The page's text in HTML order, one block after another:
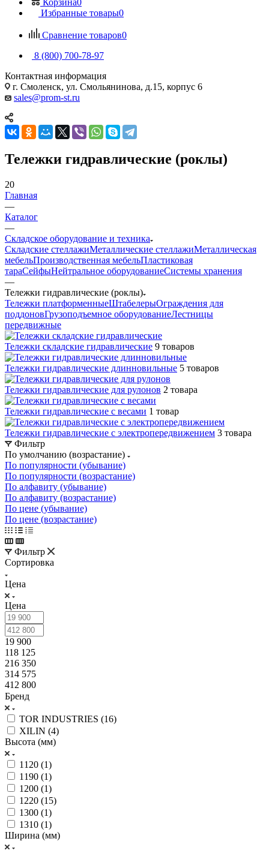
Корзина0
Избранные товары0
Сравнение товаров0
8 (800) 700-78-97
Контактная информация
г. Смоленск, ул. Смольянинова, д.15, корпус 6
sales@prom-st.ru
Тележки гидравлические (роклы)
20
Главная
—
Каталог
—
Складское оборудование и техника
Складские стеллажиМеталлические стеллажиМеталлическая
мебельПроизводственная мебельПластиковая
тараСейфыНейтральное оборудованиеСистемы хранения
—
Тележки гидравлические (роклы)
Тележки платформенныеШтабелерыОграждения для
поддоновГрузоподъемное оборудованиеЛестницы
передвижные
Тележки складские гидравлические 9 товаров
Тележки гидравлические длинновильные 5 товаров
Тележки гидравлические для рулонов 2 товара
Тележки гидравлические с весами 1 товар
Тележки гидравлические с электропередвижением 3 товара
Фильтр
По умолчанию (возрастание)
По популярности (убывание)
По популярности (возрастание)
По алфавиту (убывание)
По алфавиту (возрастание)
По цене (убывание)
По цене (возрастание)
Фильтр
Сортировка
Цена
Цена
19 900
118 125
216 350
314 575
412 800
Бренд
TOR INDUSTRIES (16)
XILIN (4)
Высота (мм)
1120 (1)
1190 (1)
1200 (1)
1220 (15)
1300 (1)
1310 (1)
Ширина (мм)